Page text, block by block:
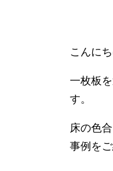
こんに
一枚板
す。
床の色
事例をご